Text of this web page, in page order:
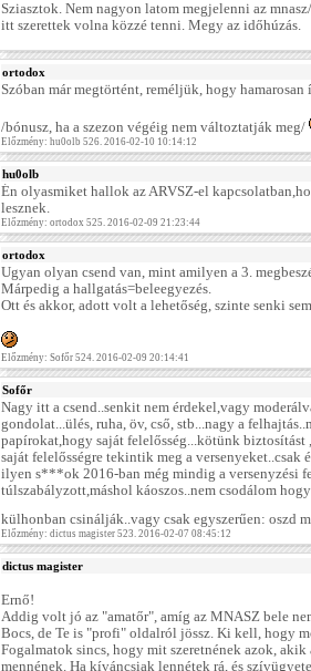
Sziasztok. Nem nagyon latom megjelenni az
itt szerettek volna közzé tenni. Megy az időhúzás.
ortodox
Szóban már megtörtént, reméljük, hogy
/bónusz, ha a szezon végéig nem változtatják meg/
Előzmény: hu0olb 526. 2016-02-10 10:14:12
hu0olb
Én olyasmiket hallok az ARVSZ-el
lesznek.
Előzmény: ortodox 525. 2016-02-09 21:23:44
ortodox
Ugyan olyan csend van, mint amilyen a 3.
Márpedig a hallgatás=beleegyezés.
Ott és akkor, adott volt a lehetőség, szinte senki
Előzmény: Sofőr 524. 2016-02-09 20:14:41
Sofőr
Nagy itt a csend..senkit nem érdekel,vagy
gondolat...ülés, ruha, öv, cső, stb...nagy a
papírokat,hogy saját felelősség...kötünk biztosítást
saját felelősségre tekintik meg a
ilyen s***ok 2016-ban még mindig a versenyzési
túlszabályzott,máshol káoszos..nem csodálom
külhonban csinálják..vagy csak egyszerűen: oszd
Előzmény: dictus magister 523. 2016-02-07 08:45:12
dictus magister
Ernő!
Addig volt jó az "amatőr", amíg az MNASZ bele
Bocs, de Te is "profi" oldalról jössz. Ki kell, hogy
Fogalmatok sincs, hogy mit szeretnének azok, akik
mennének. Ha kíváncsiak lennétek rá, és